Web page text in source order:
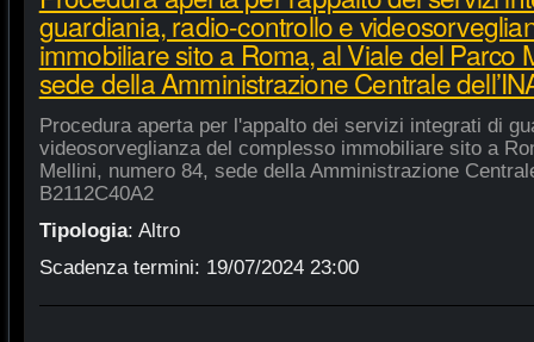
guardiania, radio-controllo e
immobiliare sito a Roma, al Viale del Parco
sede della Amministrazione Centrale
Procedura aperta per l'appalto dei servizi integrati di
videosorveglianza del complesso immobiliare sito a
Mellini, numero 84, sede della Amministrazione
B2112C40A2
Tipologia: Altro
Scadenza termini: 19/07/2024 23:00